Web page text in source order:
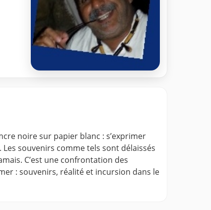
noire sur papier blanc : s’exprimer
souvenirs comme tels sont délaissés
C’est une confrontation des
: souvenirs, réalité et incursion dans le